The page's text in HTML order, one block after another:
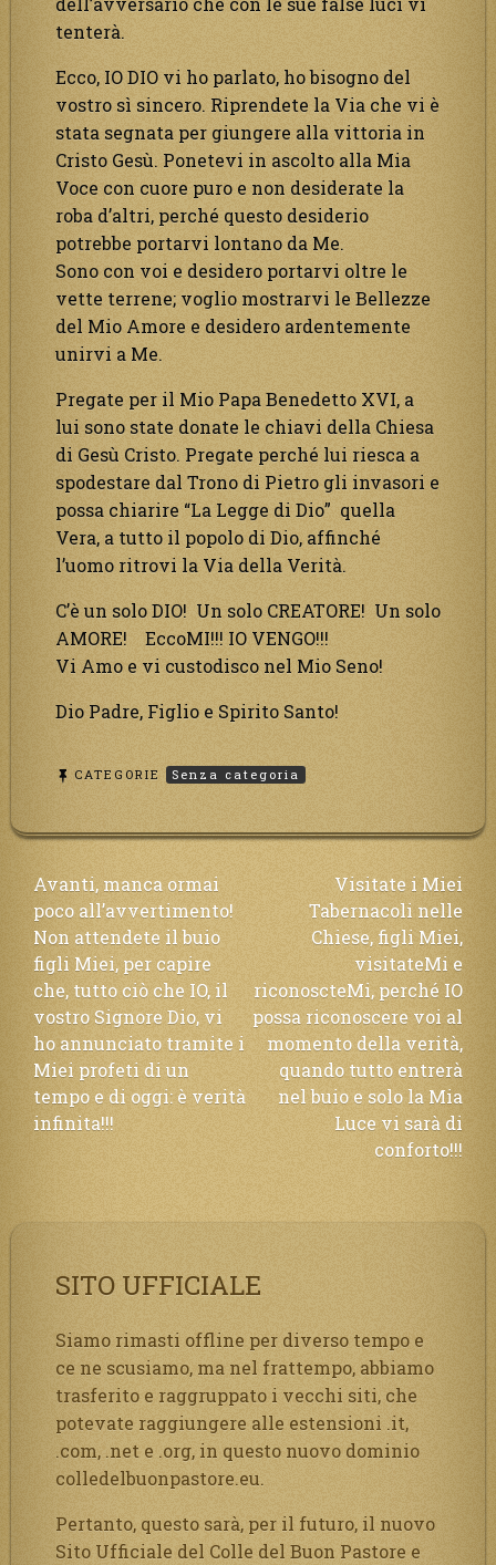
tenterà.
Ecco, IO DIO vi ho parlato, ho bisogno del
vostro sì sincero. Riprendete la Via che vi è
stata segnata per giungere alla vittoria in
Cristo Gesù. Ponetevi in ascolto alla Mia
Voce con cuore puro e non desiderate la
roba d’altri, perché questo desiderio
potrebbe portarvi lontano da Me.
Sono con voi e desidero portarvi oltre le
vette terrene; voglio mostrarvi le Bellezze
del Mio Amore e desidero ardentemente
unirvi a Me.
Pregate per il Mio Papa Benedetto XVI, a
lui sono state donate le chiavi della Chiesa
di Gesù Cristo. Pregate perché lui riesca a
spodestare dal Trono di Pietro gli invasori e
possa chiarire “La Legge di Dio” quella
Vera, a tutto il popolo di Dio, affinché
l’uomo ritrovi la Via della Verità.
C’è un solo DIO! Un solo CREATORE! Un solo
AMORE! EccoMI!!! IO VENGO!!!
Vi Amo e vi custodisco nel Mio Seno!
Dio Padre, Figlio e Spirito Santo!
CATEGORIE Senza categoria
Navigazione
articoli
Avanti, manca ormai
poco all’avvertimento!
Non attendete il buio
figli Miei, per capire
che, tutto ciò che IO, il
vostro Signore Dio, vi
ho annunciato tramite i
Miei profeti di un
tempo e di oggi: è verità
infinita!!!
Visitate i Miei
Tabernacoli nelle
Chiese, figli Miei,
visitateMi e
riconoscteMi, perché IO
possa riconoscere voi al
momento della verità,
quando tutto entrerà
nel buio e solo la Mia
Luce vi sarà di
conforto!!!
SITO UFFICIALE
Siamo rimasti offline per diverso tempo e
ce ne scusiamo, ma nel frattempo, abbiamo
trasferito e raggruppato i vecchi siti, che
potevate raggiungere alle estensioni .it,
.com, .net e .org, in questo nuovo dominio
colledelbuonpastore.eu.
Pertanto, questo sarà, per il futuro, il nuovo
Sito Ufficiale del Colle del Buon Pastore e